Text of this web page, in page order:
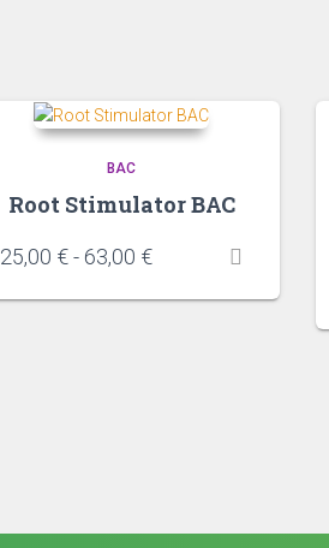
BAC
Root Stimulator BAC
25,00 €- 63,00 €